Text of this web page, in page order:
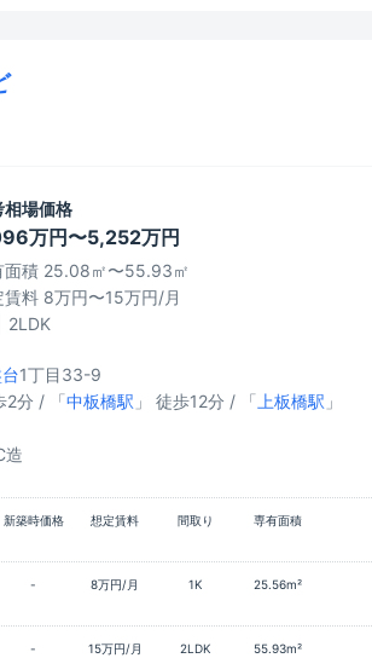
相場価格
万円〜5,252万円
面積 25.08㎡〜55.93㎡
賃料 8万円〜15万円/月
2LDK
1丁目33-9
2分 / 「中板橋駅 」 徒歩12分 / 「 上板橋駅 」
造
新築時価格 想定賃料 間取り
専有面積
- 8万円/月 1K
25.56m²
- 15万円/月 2LDK
55.93m²